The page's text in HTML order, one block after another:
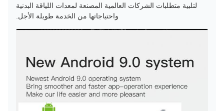
لتلبية متطلبات الشركات العالمية المصنعة لمعدات اللياقة البدنية
واحتياجاتها من الخدمة طويلة الأجل.